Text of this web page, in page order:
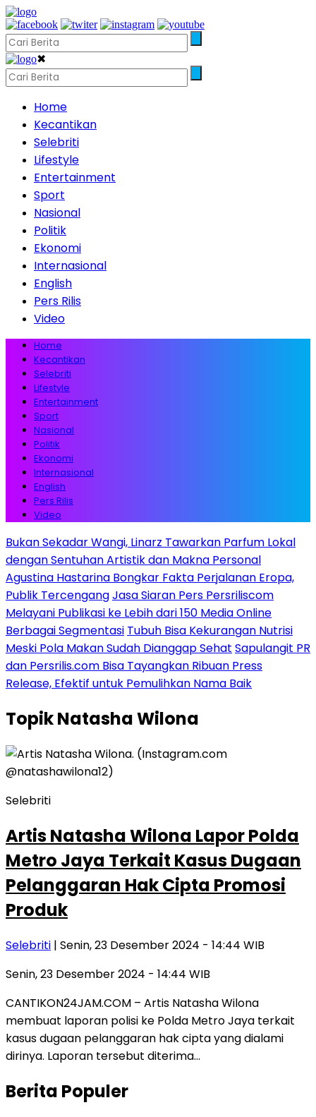
✖
Home
Kecantikan
Selebriti
Lifestyle
Entertainment
Sport
Nasional
Politik
Ekonomi
Internasional
English
Pers Rilis
Video
Home
Kecantikan
Selebriti
Lifestyle
Entertainment
Sport
Nasional
Politik
Ekonomi
Internasional
English
Pers Rilis
Video
Bukan Sekadar Wangi, Linarz Tawarkan Parfum Lokal
dengan Sentuhan Artistik dan Makna Personal
Agustina Hastarina Bongkar Fakta Perjalanan Eropa,
Publik TercengangJasa Siaran Pers Persriliscom
Melayani Publikasi ke Lebih dari 150 Media Online
Berbagai Segmentasi Tubuh Bisa Kekurangan Nutrisi
Meski Pola Makan Sudah Dianggap Sehat Sapulangit PR
dan Persrilis.com Bisa Tayangkan Ribuan Press
Release, Efektif untuk Pemulihkan Nama Baik
TopikNatasha Wilona
Selebriti
Artis Natasha Wilona Lapor Polda
Metro Jaya Terkait Kasus Dugaan
Pelanggaran Hak Cipta Promosi
Produk
Selebriti | Senin, 23 Desember 2024 - 14:44 WIB
Senin, 23 Desember 2024 - 14:44 WIB
CANTIKON24JAM.COM – Artis Natasha Wilona
membuat laporan polisi ke Polda Metro Jaya terkait
kasus dugaan pelanggaran hak cipta yang dialami
dirinya. Laporan tersebut diterima…
Berita Populer